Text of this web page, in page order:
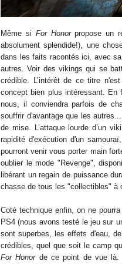
Même si For Honorpropose un
absolument splendide!), une
dans les faits racontésici, avec
autres. Voir des vikings qui se
crédible. L’intérêt de ce titre n'
concept bien plus intéressant. En
nous, il conviendra parfois de
souffrir d'avantageque les autres...
de mise. L’attaque lourde d’un
rapidité d'exécution d'un samouraï
pourront venir vous porter main for
oublier lemode "Revenge",
libérant unregain de puissance
chasse de tous les "collectibles" à
Coté technique enfin, on ne
PS4 (nous avons testé le jeu sur
sont superbes, les effets d'eau,
crédibles, quel que soit le camp
For Honorde ce point de vue là.